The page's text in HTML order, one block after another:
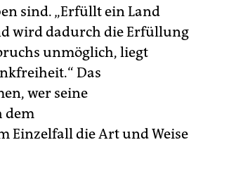
sind. „Erfüllt ein Land
wird dadurch die Erfüllung
unmöglich, liegt
Das
wer seine
dem
Einzelfall die Art und Weise